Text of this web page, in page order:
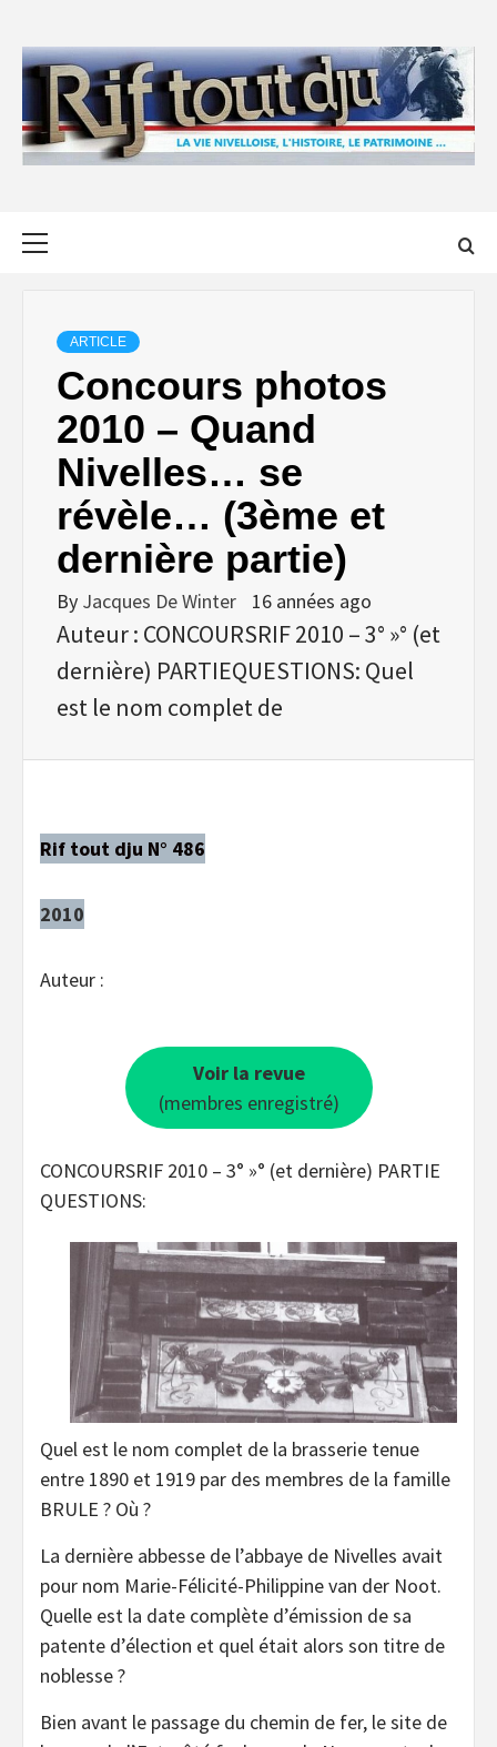
content
ARTICLE
Concours photos
2010 – Quand
Nivelles… se
révèle… (3ème et
dernière partie)
By Jacques De Winter 16 années ago
Auteur : CONCOURSRIF 2010 – 3° »° (et
dernière) PARTIEQUESTIONS: Quel
est le nom complet de
Rif tout dju N° 486
2010
Auteur :
Voir la revue
(membres enregistré)
CONCOURSRIF 2010 – 3° »° (et dernière) PARTIE
QUESTIONS:
Quel est le nom complet de la brasserie tenue
entre 1890 et 1919 par des membres de la famille
BRULE ? Où ?
La dernière abbesse de l’abbaye de Nivelles avait
pour nom Marie-Félicité-Philippine van der Noot.
Quelle est la date complète d’émission de sa
patente d’élection et quel était alors son titre de
noblesse ?
Bien avant le passage du chemin de fer, le site de